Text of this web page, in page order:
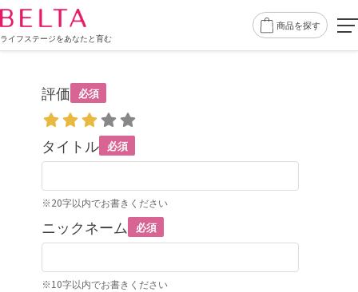
ライフステージをあなたと育む
商品を探す
評価 必須
タイトル 必須
※20字以内でお書きください
ニックネーム 必須
※10字以内でお書きください